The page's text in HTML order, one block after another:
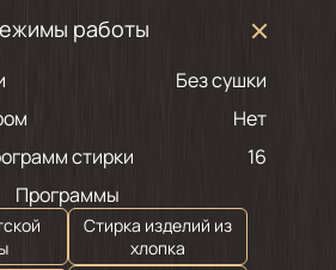
работы
Без сушки
Нет
стирки
16
Программы
Стирка изделий из
хлопка